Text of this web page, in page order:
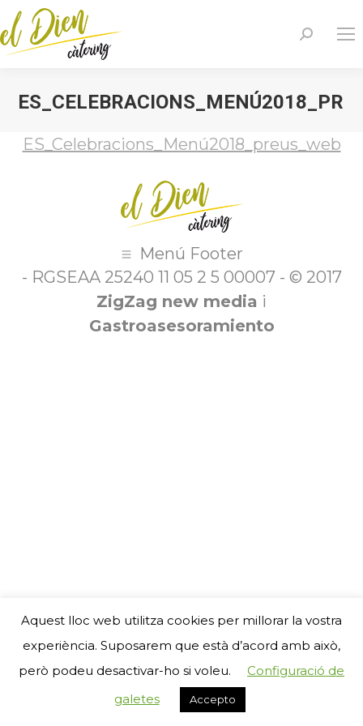
Search:
ES_Celebracions_Menú2018_preus_web
Menú Footer
- RGSEAA 25240 11 05 2 5 00007 - © 2017
ZigZag new media i
Gastroasesoramiento
Aquest lloc web utilitza cookies per millorar la vostra
experiència. Suposarem que està d’acord amb això,
però podeu desactivar-ho si voleu.
Configuració de
galetes
Accepto